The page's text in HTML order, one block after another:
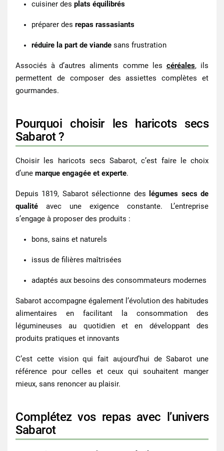
cuisiner des plats équilibrés
préparer des repas rassasiants
réduire la part de viande sans frustration
Associés à d’autres aliments comme les céréales, ils
permettent de composer des assiettes complètes et
gourmandes.
Pourquoi choisir les haricots secs
Sabarot ?
Choisir les haricots secs Sabarot, c’est faire le choix
d’une marque engagée et experte.
Depuis 1819, Sabarot sélectionne des
légumes secs de
qualité avec une exigence constante. L’entreprise
s’engage à proposer des produits :
bons, sains et naturels
issus de filières maîtrisées
adaptés aux besoins des consommateurs modernes
Sabarot accompagne également l’évolution des habitudes
alimentaires en facilitant la consommation des
légumineuses au quotidien et en développant des
produits pratiques et innovants
C’est cette vision qui fait aujourd’hui de Sabarot une
référence pour celles et ceux qui souhaitent manger
mieux, sans renoncer au plaisir.
Complétez vos repas avec l’univers
Sabarot